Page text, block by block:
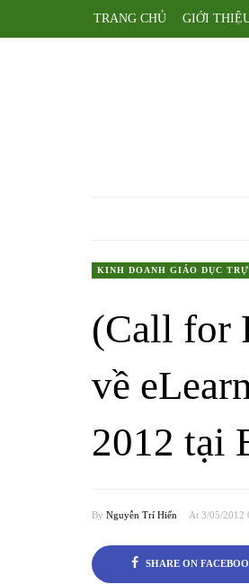
TRANG CHỦ GIỚI
KINH DOANH GIÁO DỤC
(Call for
về
2012 tại
By Nguyễn Trí Hiển At 3/05/2012
SHARE ON